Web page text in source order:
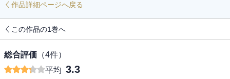
作品詳細ページへ戻る
この作品の1巻へ
総合評価 （4件）
平均 3.3